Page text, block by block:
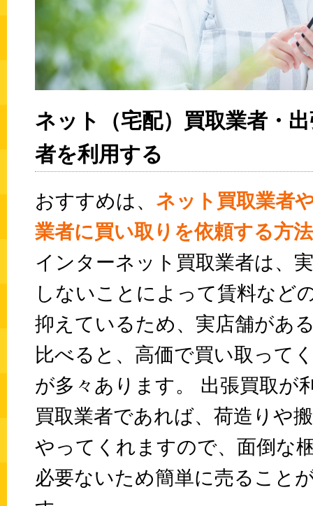
ネット（宅配）買取業者・
者を利用する
おすすめは、 ネット買取業者
業者に買い取りを依頼する方
インターネット買取業者は、
しないことによって賃料など
抑えているため、実店舗があ
比べると、高価で買い取って
が多々あります。 出張買取が
買取業者であれば、荷造りや
やってくれますので、面倒な
必要ないため簡単に売ること